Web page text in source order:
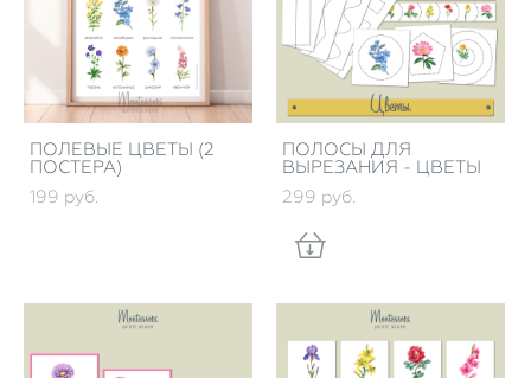
ПОЛЕВЫЕ ЦВЕТЫ (2
ПОСТЕРА)
199 pуб.
ПОЛОСЫ ДЛЯ
ВЫРЕЗАНИЯ - ЦВЕТЫ
299 pуб.